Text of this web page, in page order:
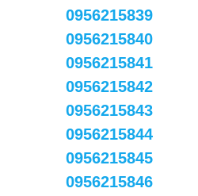
0956215839
0956215840
0956215841
0956215842
0956215843
0956215844
0956215845
0956215846